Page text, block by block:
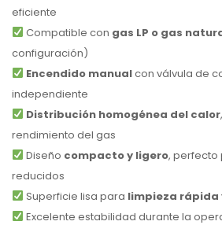
eficiente
Compatible con gas LP o gas
configuración)
Encendido manualcon válvula de
independiente
Distribución homogénea del calor
rendimiento del gas
Diseño compacto y ligero, perfecto
reducidos
Superficie lisa para limpieza rápida
Excelente estabilidad durante la